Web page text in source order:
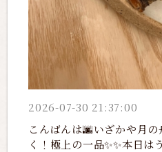
2026-07-30 21:37:00
こんばんは🌆いざかや月
く！極上の一品✨✨本日